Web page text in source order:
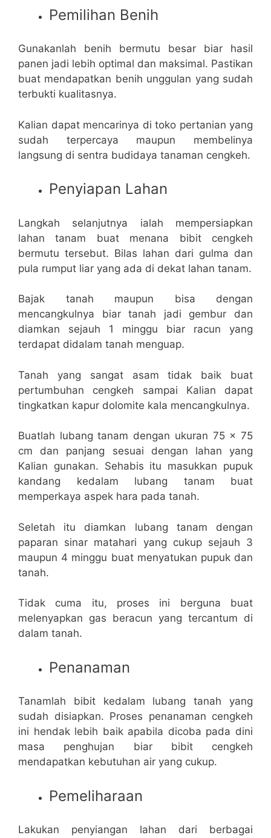
Pemilihan Benih
Gunakanlah benih bermutu besar biar hasil
panen jadi lebih optimal dan maksimal. Pastikan
buat mendapatkan benih unggulan yang sudah
terbukti kualitasnya.
Kalian dapat mencarinya di toko pertanian yang
sudah terpercaya maupun membelinya
langsung di sentra budidaya tanaman cengkeh.
Penyiapan Lahan
Langkah selanjutnya ialah mempersiapkan
lahan tanam buat menana bibit cengkeh
bermutu tersebut. Bilas lahan dari gulma dan
pula rumput liar yang ada di dekat lahan tanam.
Bajak tanah maupun bisa dengan
mencangkulnya biar tanah jadi gembur dan
diamkan sejauh 1 minggu biar racun yang
terdapat didalam tanah menguap.
Tanah yang sangat asam tidak baik buat
pertumbuhan cengkeh sampai Kalian dapat
tingkatkan kapur dolomite kala mencangkulnya.
Buatlah lubang tanam dengan ukuran 75 x 75
cm dan panjang sesuai dengan lahan yang
Kalian gunakan. Sehabis itu masukkan pupuk
kandang kedalam lubang tanam buat
memperkaya aspek hara pada tanah.
Seletah itu diamkan lubang tanam dengan
paparan sinar matahari yang cukup sejauh 3
maupun 4 minggu buat menyatukan pupuk dan
tanah.
Tidak cuma itu, proses ini berguna buat
melenyapkan gas beracun yang tercantum di
dalam tanah.
Penanaman
Tanamlah bibit kedalam lubang tanah yang
sudah disiapkan. Proses penanaman cengkeh
ini hendak lebih baik apabila dicoba pada dini
masa penghujan biar bibit cengkeh
mendapatkan kebutuhan air yang cukup.
Pemeliharaan
Lakukan penyiangan lahan dari berbagai